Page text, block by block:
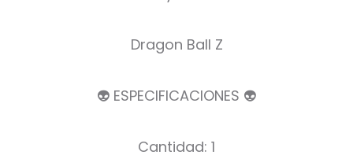
Dragon Ball Z
👽 ESPECIFICACIONES 👽
Cantidad: 1